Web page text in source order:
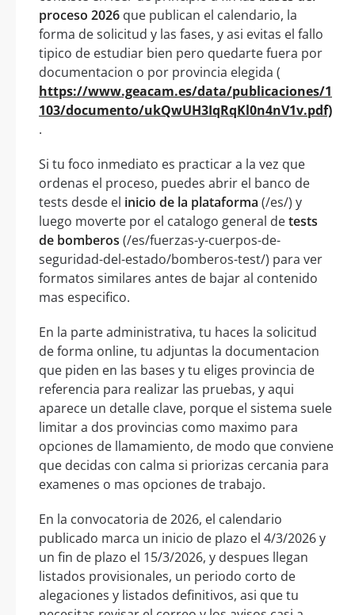
proceso 2026 que publican el calendario, la
forma de solicitud y las fases, y asi evitas el fallo
tipico de estudiar bien pero quedarte fuera por
documentacion o por provincia elegida (
https://www.geacam.es/data/publicaciones/1
103/documento/ukQwUH3IqRqKl0n4nV1v.pdf)
.
Si tu foco inmediato es practicar a la vez que
ordenas el proceso, puedes abrir el banco de
tests desde el inicio de la plataforma (/es/) y
luego moverte por el catalogo general detests
de bomberos (/es/fuerzas-y-cuerpos-de-
seguridad-del-estado/bomberos-test/) para ver
formatos similares antes de bajar al contenido
mas especifico.
En la parte administrativa, tu haces la solicitud
de forma online, tu adjuntas la documentacion
que piden en las bases y tu eliges provincia de
referencia para realizar las pruebas, y aqui
aparece un detalle clave, porque el sistema suele
limitar a dos provincias como maximo para
opciones de llamamiento, de modo que conviene
que decidas con calma si priorizas cercania para
examenes o mas opciones de trabajo.
En la convocatoria de 2026, el calendario
publicado marca un inicio de plazo el 4/3/2026 y
un fin de plazo el 15/3/2026, y despues llegan
listados provisionales, un periodo corto de
alegaciones y listados definitivos, asi que tu